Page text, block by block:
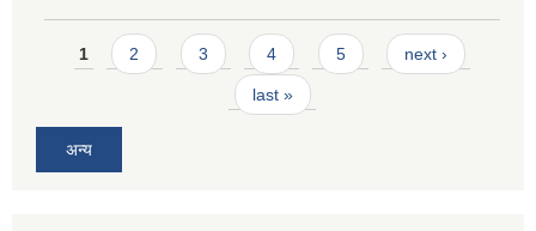
Pages
1 2 3 4 5 next ›
last »
अन्य